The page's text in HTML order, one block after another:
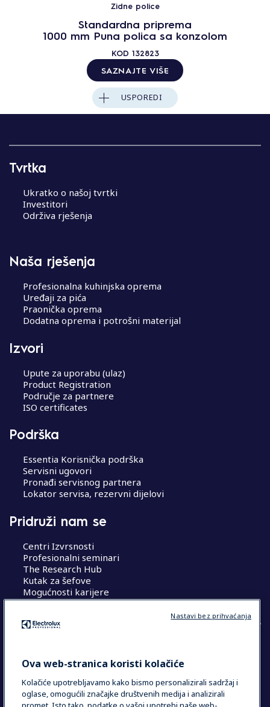
Zidne police
Standardna priprema
1000 mm Puna polica sa konzolom
KOD 132823
SAZNAJTE VIŠE
USPOREDI
Tvrtka
Ukratko o našoj tvrtki
Investitori
Održiva rješenja
Naša rješenja
Profesionalna kuhinjska oprema
Uređaji za pića
Praonička oprema
Dodatna oprema i potrošni materijal
Izvori
Upute za uporabu (ulaz)
Product Registration
Područje za partnere
ISO certificates
Podrška
Essentia Korisnička podrška
Servisni ugovori
Pronađi servisnog partnera
Lokator servisa, rezervni dijelovi
Pridruži nam se
Centri Izvrsnosti
Profesionalni seminari
The Research Hub
Kutak za šefove
Mogućnosti karijere
COUNTRY AND LANGUAGE
Ova web-stranica koristi kolačiće
Kolačiće upotrebljavamo kako bismo personalizirali sadržaj i
oglase, omogućili značajke društvenih medija i analizirali
Nastavi bez prihvaćanja